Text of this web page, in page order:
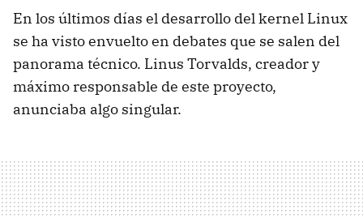
En los últimos días el desarrollo del kernel Linux
se ha visto envuelto en debates que se salen del
panorama técnico. Linus Torvalds, creador y
máximo responsable de este proyecto,
anunciaba algo singular.